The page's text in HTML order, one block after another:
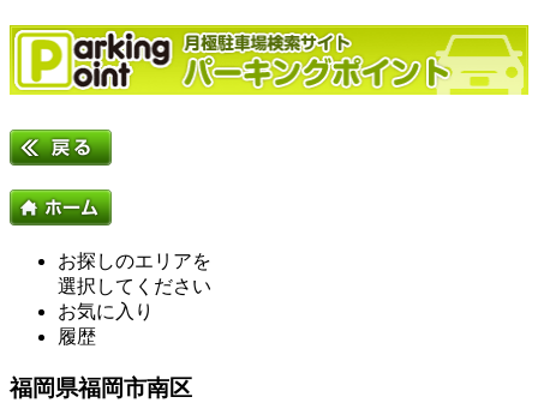
お探しのエリアを
選択してください
お気に入り
履歴
福岡県福岡市南区